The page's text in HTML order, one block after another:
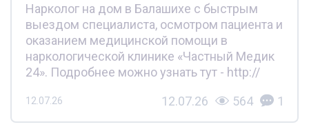
Нарколог на дом в Балашихе с быстрым
выездом специалиста, осмотром пациента и
оказанием медицинской помощи в
наркологической клинике «Частный Медик
24». Подробнее можно узнать тут - http://
12.07.26 12.07.26 564 1